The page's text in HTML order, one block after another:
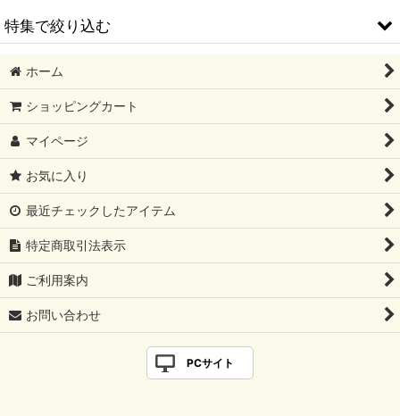
並び順:
特集で絞り込む
2026/08 新譜
2026/07 新譜
2026/06 新譜
2026/04 新譜
2026/03 新譜
ホーム
ショッピングカート
マイページ
お気に入り
最近チェックしたアイテム
特定商取引法表示
ご利用案内
お問い合わせ
PCサイト